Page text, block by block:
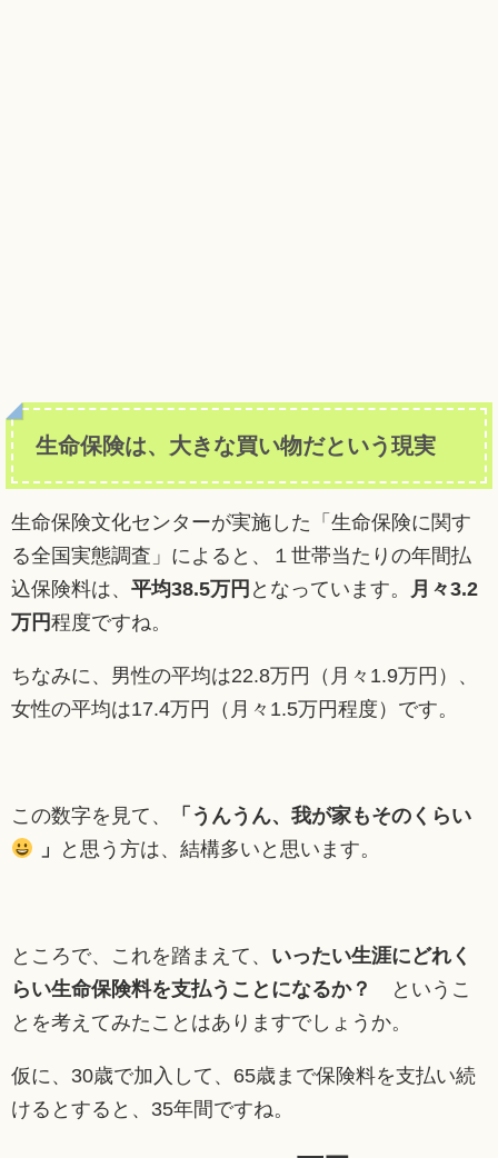
生命保険は、大きな買い物だという現実
生命保険文化センターが実施した「生命保険に関す
る全国実態調査」によると、１世帯当たりの年間払
込保険料は、 平均38.5万円 となっています。 月々3.2
万円程度ですね。
ちなみに、男性の平均は22.8万円（月々1.9万円）、
女性の平均は17.4万円（月々1.5万円程度）です。
この数字を見て、
「うんうん、我が家もそのくらい
」
と思う方は、結構多いと思います。
ところで、これを踏まえて、 いったい生涯にどれく
らい生命保険料を支払うことになるか？
というこ
とを考えてみたことはありますでしょうか。
仮に、30歳で加入して、65歳まで保険料を支払い続
けるとすると、35年間ですね。